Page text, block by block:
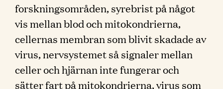
forskningsområden, syrebrist på något
vis mellan blod och mitokondrierna,
cellernas membran som blivit skadade av
virus, nervsystemet så signaler mellan
celler och hjärnan inte fungerar och
sätter fart på mitokondrierna, virus som